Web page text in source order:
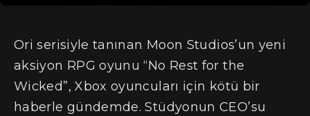
Ori serisiyle tanınan Moon Studios’un yeni
aksiyon RPG oyunu “No Rest for the
Wicked”, Xbox oyuncuları için kötü bir
haberle gündemde. Stüdyonun CEO’su